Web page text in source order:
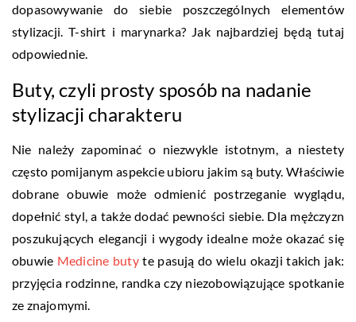
dopasowywanie do siebie poszczególnych elementów
stylizacji. T-shirt i marynarka? Jak najbardziej będą tutaj
odpowiednie.
Buty, czyli prosty sposób na nadanie
stylizacji charakteru
Nie należy zapominać o niezwykle istotnym, a niestety
często pomijanym aspekcie ubioru jakim są buty. Właściwie
dobrane obuwie może odmienić postrzeganie wyglądu,
dopełnić styl, a także dodać pewności siebie. Dla mężczyzn
poszukujących elegancji i wygody idealne może okazać się
obuwie Medicine butyte pasują do wielu okazji takich jak:
przyjęcia rodzinne, randka czy niezobowiązujące spotkanie
ze znajomymi.